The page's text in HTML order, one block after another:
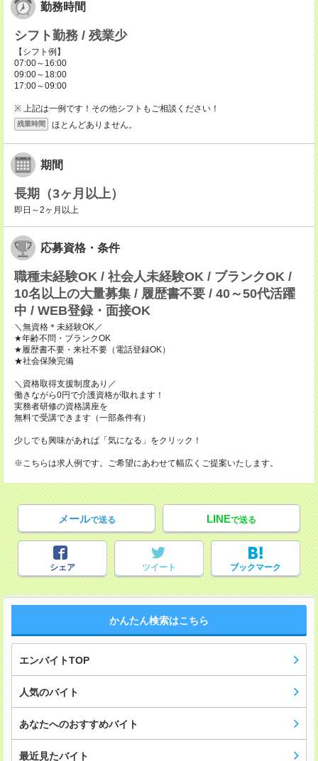
勤務時間
シフト勤務 / 残業少
【シフト例】
07:00～16:00
09:00～18:00
17:00～09:00
※ 上記は一例です！その他シフトもご相談ください！
残業時間 ほとんどありません。
期間
長期（3ヶ月以上）
即日～2ヶ月以上
応募資格・条件
職種未経験OK / 社会人未経験OK / ブランクOK /
10名以上の大量募集 / 履歴書不要 / 40～50代活躍
中 / WEB登録・面接OK
＼無資格＊未経験OK／
★年齢不問・ブランクOK
★履歴書不要・来社不要（電話登録OK）
★社会保険完備
＼資格取得支援制度あり／
働きながら0円で介護資格が取れます！
実務者研修の資格講座を
無料で受講できます（一部条件有）
少しでも興味があれば「気になる」をクリック！
※こちらは求人例です。ご希望にあわせて幅広くご提案いたします。
メールで送る LINEで送る
シェア ツイート ブックマーク
かんたん検索はこちら
エンバイトTOP
人気のバイト
あなたへのおすすめバイト
最近見たバイト